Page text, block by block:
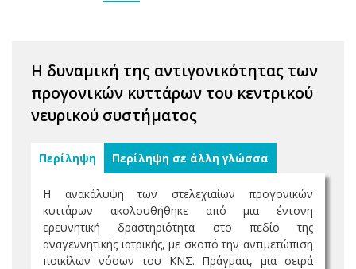
Η δυναμική της αντιγονικότητας των
προγονικών κυττάρων του κεντρικού
νευρικού συστήματος
Περίληψη Περίληψη σε άλλη γλώσσα
Η ανακάλυψη των στελεχιαίων προγονικών
κυττάρων ακολουθήθηκε από μια έντονη
ερευνητική δραστηριότητα στο πεδίο της
αναγεννητικής ιατρικής, με σκοπό την αντιμετώπιση
ποικίλων νόσων του ΚΝΣ. Πράγματι, μια σειρά